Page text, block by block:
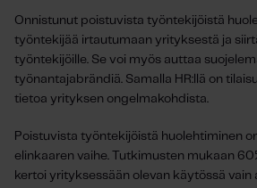
Onnistunut poistuvista työntekijöistä
työntekijää irtautumaan yrityksestä ja
työntekijöille. Se voi myös auttaa
työnantajabrändiä. Samalla HR:llä on
tietoa yrityksen ongelmakohdista.
Poistuvista työntekijöistä huolehtiminen
elinkaaren vaihe. Tutkimusten mukaan
kertoi yrityksessään olevan käytössä vain